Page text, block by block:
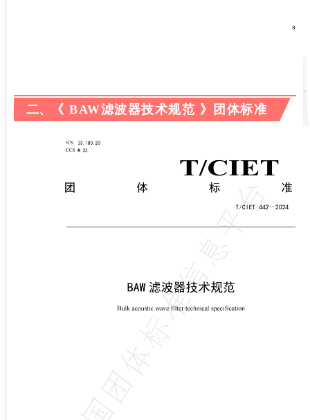
二、 《 BAW滤波器技术规范 》团体标准